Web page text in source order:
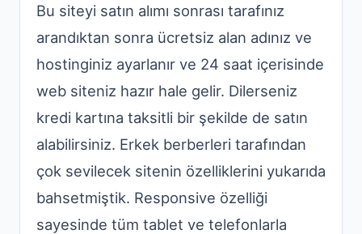
Bu siteyi satın alımı sonrası tarafınız
arandıktan sonra ücretsiz alan adınız ve
hostinginiz ayarlanır ve 24 saat içerisinde
web siteniz hazır hale gelir. Dilerseniz
kredi kartına taksitli bir şekilde de satın
alabilirsiniz. Erkek berberleri tarafından
çok sevilecek sitenin özelliklerini yukarıda
bahsetmiştik. Responsive özelliği
sayesinde tüm tablet ve telefonlarla